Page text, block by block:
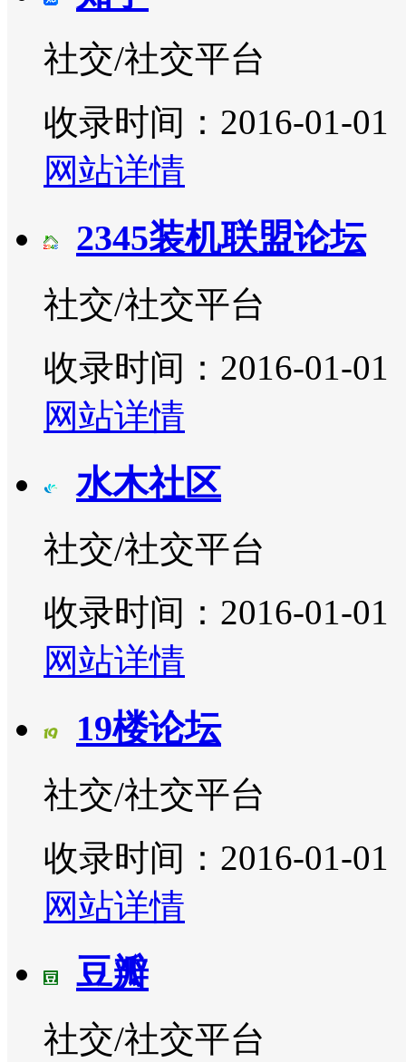
社交/社交平台
收录时间：2016-01-01
网站详情
2345装机联盟论坛
社交/社交平台
收录时间：2016-01-01
网站详情
水木社区
社交/社交平台
收录时间：2016-01-01
网站详情
19楼论坛
社交/社交平台
收录时间：2016-01-01
网站详情
豆瓣
社交/社交平台